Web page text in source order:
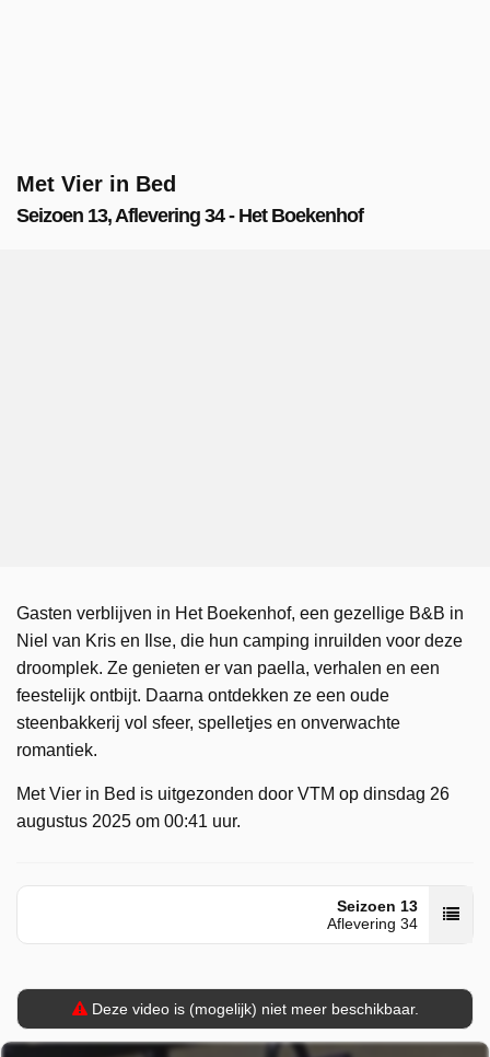
Met Vier in Bed
Seizoen 13, Aflevering 34 - Het Boekenhof
Gasten verblijven in Het Boekenhof, een gezellige B&B in
Niel van Kris en Ilse, die hun camping inruilden voor deze
droomplek. Ze genieten er van paella, verhalen en een
feestelijk ontbijt. Daarna ontdekken ze een oude
steenbakkerij vol sfeer, spelletjes en onverwachte
romantiek.
Met Vier in Bed is uitgezonden door VTM op dinsdag 26
augustus 2025 om 00:41 uur.
Seizoen 13
Aflevering 34
Deze video is (mogelijk) niet meer beschikbaar.